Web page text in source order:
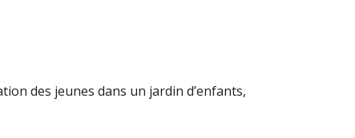
des jeunes dans un jardin d’enfants,